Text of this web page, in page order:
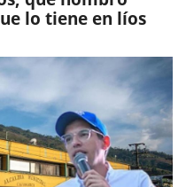
lo tiene en líos